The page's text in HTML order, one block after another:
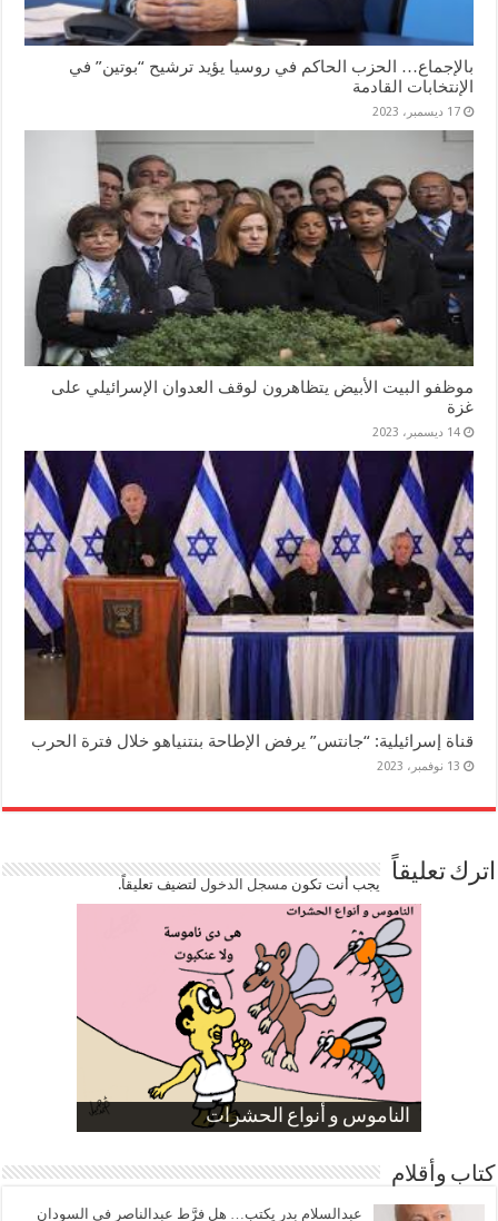
بالإجماع… الحزب الحاكم في روسيا يؤيد ترشيح “بوتين” في
الإنتخابات القادمة
17 ديسمبر، 2023
موظفو البيت الأبيض يتظاهرون لوقف العدوان الإسرائيلي على
غزة
14 ديسمبر، 2023
قناة إسرائيلية: “جانتس” يرفض الإطاحة بنتنياهو خلال فترة الحرب
13 نوفمبر، 2023
اترك تعليقاً يجب أنت تكون مسجل الدخوللتضيف تعليقاً.
الناموس و أنواع الحشرات
الموظفين بعد ارتفاع الأسعار
ارتفاع نسبة الطلاق في مصر
صورة كاركاتيرية
صورة كاركاتيرية
كتاب وأقلام
عبدالسلام بدر يكتب… هل فرَّط عبدالناصر في السودان